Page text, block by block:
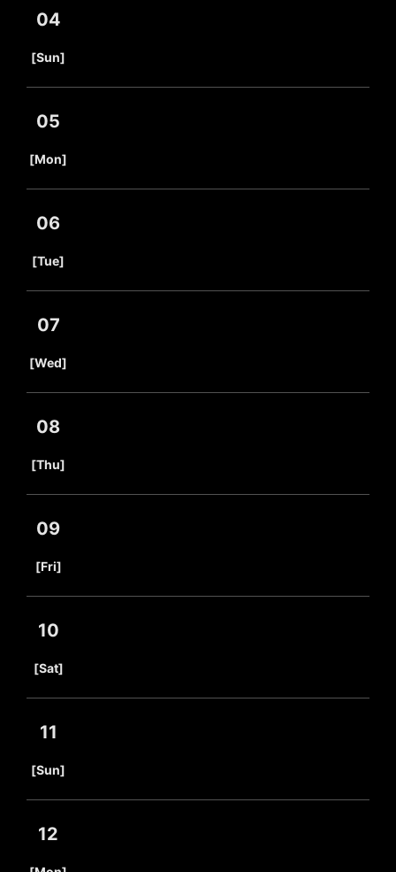
04
[Sun]
05
[Mon]
06
[Tue]
07
[Wed]
08
[Thu]
09
[Fri]
10
[Sat]
11
[Sun]
12